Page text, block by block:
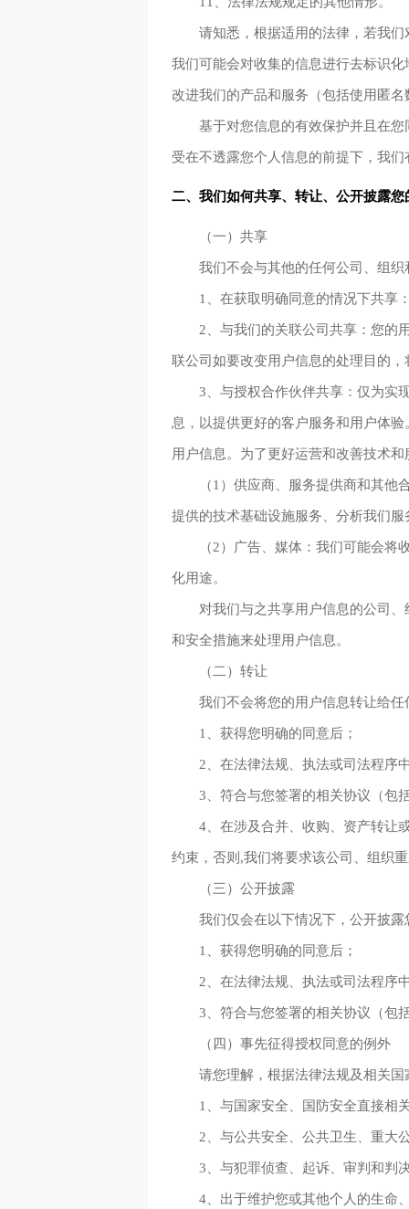
请知悉，根据适用的法律，若我
我们可能会对收集的信息进行去标识
改进我们的产品和服务（包括使用匿
基于对您信息的有效保护并且在
受在不透露您个人信息的前提下，我
二、我们如何共享、转让、公开披露您
（一）共享
我们不会与其他的任何公司、组
1、在获取明确同意的情况下共享
2、与我们的关联公司共享：您的
联公司如要改变用户信息的处理目的
3、与授权合作伙伴共享：仅为实
息，以提供更好的客户服务和用户体
用户信息。为了更好运营和改善技术
（1）供应商、服务提供商和其
提供的技术基础设施服务、分析我们
（2）广告、媒体：我们可能会
化用途。
对我们与之共享用户信息的公司
和安全措施来处理用户信息。
（二）转让
我们不会将您的用户信息转让给
1、获得您明确的同意后；
2、在法律法规、执法或司法程序
3、符合与您签署的相关协议（包
4、在涉及合并、收购、资产转让
约束，否则,我们将要求该公司、组织
（三）公开披露
我们仅会在以下情况下，公开披露
1、获得您明确的同意后；
2、在法律法规、执法或司法程序
3、符合与您签署的相关协议（包
（四）事先征得授权同意的例外
请您理解，根据法律法规及相关
1、与国家安全、国防安全直接相
2、与公共安全、公共卫生、重大
3、与犯罪侦查、起诉、审判和判
4、出于维护您或其他个人的生命